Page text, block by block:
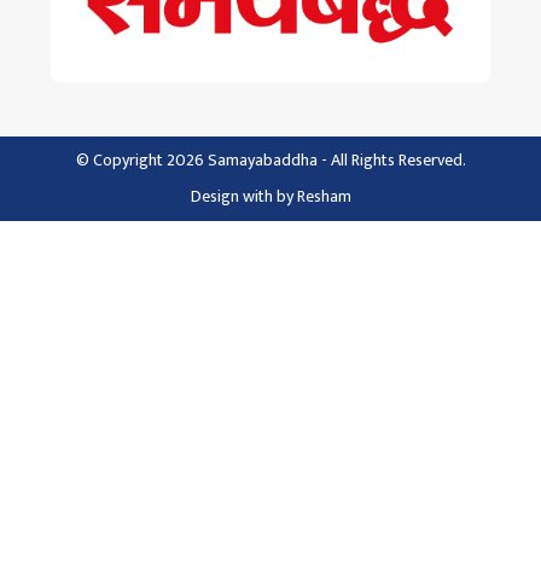
© Copyright 2026 Samayabaddha - All Rights Reserved.
Design withbyResham